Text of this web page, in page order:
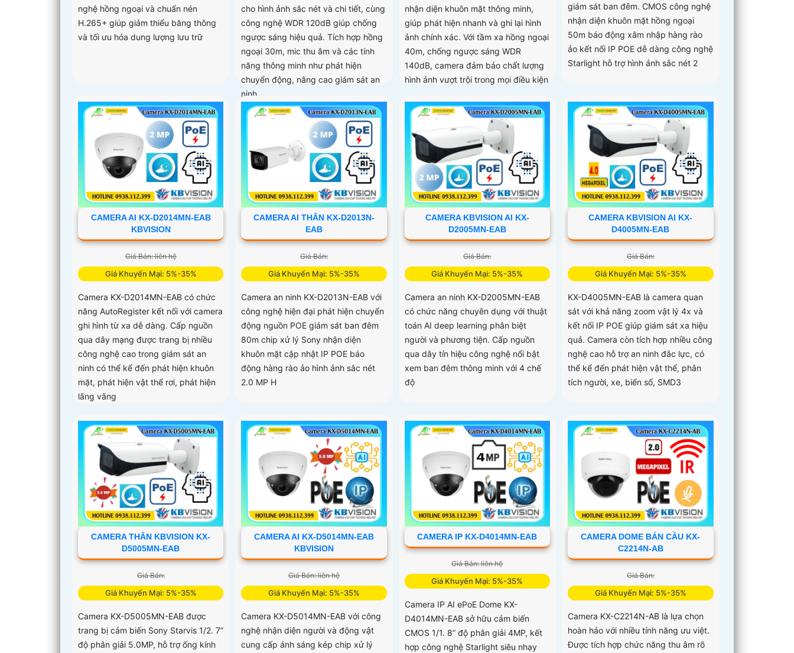
nghệ hồng ngoại và chuẩn nén
H.265+ giúp giảm thiểu băng thông
và tối ưu hóa dung lượng lưu trữ
cho hình ảnh sắc nét và chi tiết, cùng
công nghệ WDR 120dB giúp chống
ngược sáng hiệu quả. Tích hợp hồng
ngoại 30m, mic thu âm và các tính
năng thông minh như phát hiện
chuyển động, nâng cao giám sát an
ninh
nhận diện khuôn mặt thông minh,
giúp phát hiện nhanh và ghi lại hình
ảnh chính xác. Với tầm xa hồng ngoại
40m, chống ngược sáng WDR
140dB, camera đảm bảo chất lượng
hình ảnh vượt trội trong mọi điều kiện
giám sát ban đêm. CMOS công nghệ
nhận diện khuôn mặt hồng ngoại
50m báo động xâm nhập hàng rào
ảo kết nối IP POE dễ dàng công nghệ
Starlight hỗ trợ hình ảnh sắc nét 2
CAMERA AI KX-D2014MN-EAB
KBVISION
Giá Bán: liên hệ
Giá Khuyến Mại: 5%-35%
Camera KX-D2014MN-EAB có chức
năng AutoRegister kết nối với camera
ghi hình từ xa dễ dàng. Cấp nguồn
qua dây mạng được trang bị nhiều
công nghệ cao trong giám sát an
ninh có thể kể đến phát hiện khuôn
mặt, phát hiện vật thể rơi, phát hiện
lãng vãng
CAMERA AI THÂN KX-D2013N-
EAB
Giá Bán:
Giá Khuyến Mại: 5%-35%
Camera an ninh KX-D2013N-EAB với
công nghệ hiện đại phát hiện chuyển
động nguồn POE giám sát ban đêm
80m chip xử lý Sony nhận diện
khuôn mặt cập nhật IP POE báo
động hàng rào ảo hình ảnh sắc nét
2.0 MP H
CAMERA KBVISION AI KX-
D2005MN-EAB
Giá Bán:
Giá Khuyến Mại: 5%-35%
Camera an ninh KX-D2005MN-EAB
có chức năng chuyên dụng với thuật
toán AI deep learning phân biệt
người và phương tiện. Cấp nguồn
qua dây tín hiệu công nghệ nổi bật
xem ban đêm thông minh với 4 chế
độ
CAMERA KBVISION AI KX-
D4005MN-EAB
Giá Bán:
Giá Khuyến Mại: 5%-35%
KX-D4005MN-EAB là camera quan
sát với khả năng zoom vật lý 4x và
kết nối IP POE giúp giám sát xa hiệu
quả. Camera còn tích hợp nhiều công
nghệ cao hỗ trợ an ninh đắc lực, có
thể kể đến phát hiện vật thể, phân
tích người, xe, biển số, SMD3
CAMERA THÂN KBVISION KX-
D5005MN-EAB
Giá Bán:
Giá Khuyến Mại: 5%-35%
Camera KX-D5005MN-EAB được
trang bị cảm biến Sony Starvis 1/2. 7”
độ phân giải 5.0MP, hỗ trợ ống kính
CAMERA AI KX-D5014MN-EAB
KBVISION
Giá Bán: liên hệ
Giá Khuyến Mại: 5%-35%
Camera KX-D5014MN-EAB với công
nghệ nhận diện người và động vật
cung cấp ánh sáng kép chip xử lý
CAMERA IP KX-D4014MN-EAB
Giá Bán: liên hệ
Giá Khuyến Mại: 5%-35%
Camera IP AI ePoE Dome KX-
D4014MN-EAB sở hữu cảm biến
CMOS 1/1. 8” độ phân giải 4MP, kết
hợp công nghệ Starlight siêu nhạy
CAMERA DOME BÁN CẦU KX-
C2214N-AB
Giá Bán:
Giá Khuyến Mại: 5%-35%
Camera KX-C2214N-AB là lựa chọn
hoàn hảo với nhiều tính năng ưu việt.
Được tích hợp chức năng thu âm rõ